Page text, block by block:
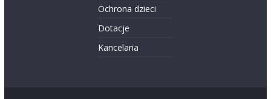
Ochrona dzieci
Dotacje
Kancelaria